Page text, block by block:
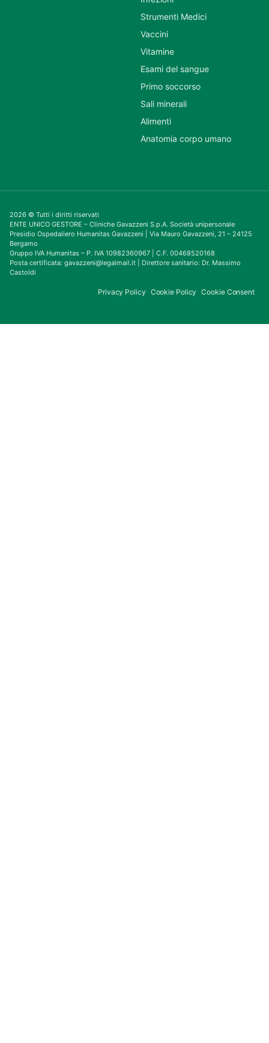
Strumenti Medici
Vaccini
Vitamine
Esami del sangue
Primo soccorso
Sali minerali
Alimenti
Anatomia corpo umano
2026 © Tutti i diritti riservati
ENTE UNICO GESTORE – Cliniche Gavazzeni S.p.A. Società unipersonale
Presidio Ospedaliero Humanitas Gavazzeni | Via Mauro Gavazzeni, 21 – 24125
Bergamo
Gruppo IVA Humanitas – P. IVA 10982360967 | C.F. 00468520168
Posta certificata: gavazzeni@legalmail.it | Direttore sanitario: Dr. Massimo
Castoldi
Privacy Policy Cookie Policy Cookie Consent